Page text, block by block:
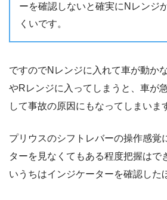
ーを確認しないと確実にNレンジ
くいです。
ですのでNレンジに入れて車が動か
やRレンジに入ってしまうと、車が
して事故の原因にもなってしまいま
プリウスのシフトレバーの操作感覚
ターを見なくてもある程度把握はで
いうちはインジケーターを確認した